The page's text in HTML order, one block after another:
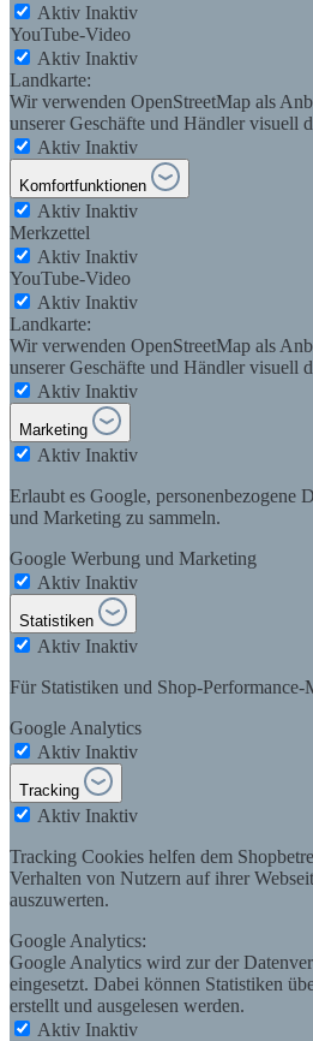
Aktiv Inaktiv
YouTube-Video
Aktiv Inaktiv
Landkarte:
Wir verwenden OpenStreetMap als
unserer Geschäfte und Händler visuell
Aktiv Inaktiv
Komfortfunktionen
Aktiv Inaktiv
Merkzettel
Aktiv Inaktiv
YouTube-Video
Aktiv Inaktiv
Landkarte:
Wir verwenden OpenStreetMap als
unserer Geschäfte und Händler visuell
Aktiv Inaktiv
Marketing
Aktiv Inaktiv
Erlaubt es Google, personenbezogene
und Marketing zu sammeln.
Google Werbung und Marketing
Aktiv Inaktiv
Statistiken
Aktiv Inaktiv
Für Statistiken und Shop-
Google Analytics
Aktiv Inaktiv
Tracking
Aktiv Inaktiv
Tracking Cookies helfen dem
Verhalten von Nutzern auf ihrer
auszuwerten.
Google Analytics:
Google Analytics wird zur der
eingesetzt. Dabei können Statistiken
erstellt und ausgelesen werden.
Aktiv Inaktiv